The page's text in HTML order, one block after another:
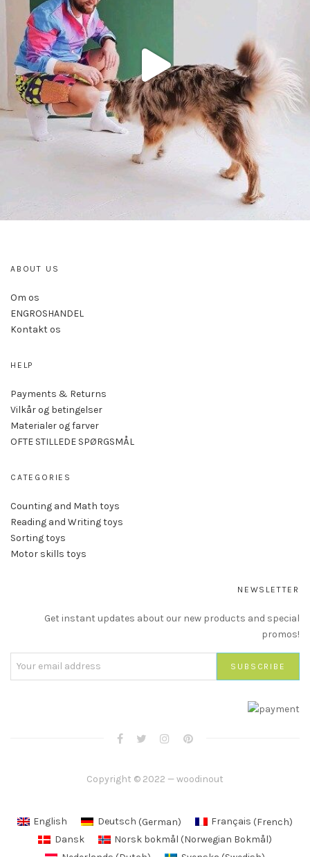
ABOUT US
Om os
ENGROSHANDEL
Kontakt os
HELP
Payments & Returns
Vilkår og betingelser
Materialer og farver
OFTE STILLEDE SPØRGSMÅL
CATEGORIES
Counting and Math toys
Reading and Writing toys
Sorting toys
Motor skills toys
NEWSLETTER
Get instant updates about our new products and special
promos!
Copyright © 2022 — woodinout
English Deutsch (German) Français (French)
Dansk
Norsk bokmål (Norwegian Bokmål)